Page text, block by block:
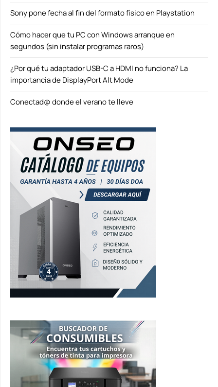
Sony pone fecha al fin del formato físico en Playstation
Cómo hacer que tu PC con Windows arranque en
segundos (sin instalar programas raros)
¿Por qué tu adaptador USB-C a HDMI no funciona? La
importancia de DisplayPort Alt Mode
Conectad@ donde el verano te lleve